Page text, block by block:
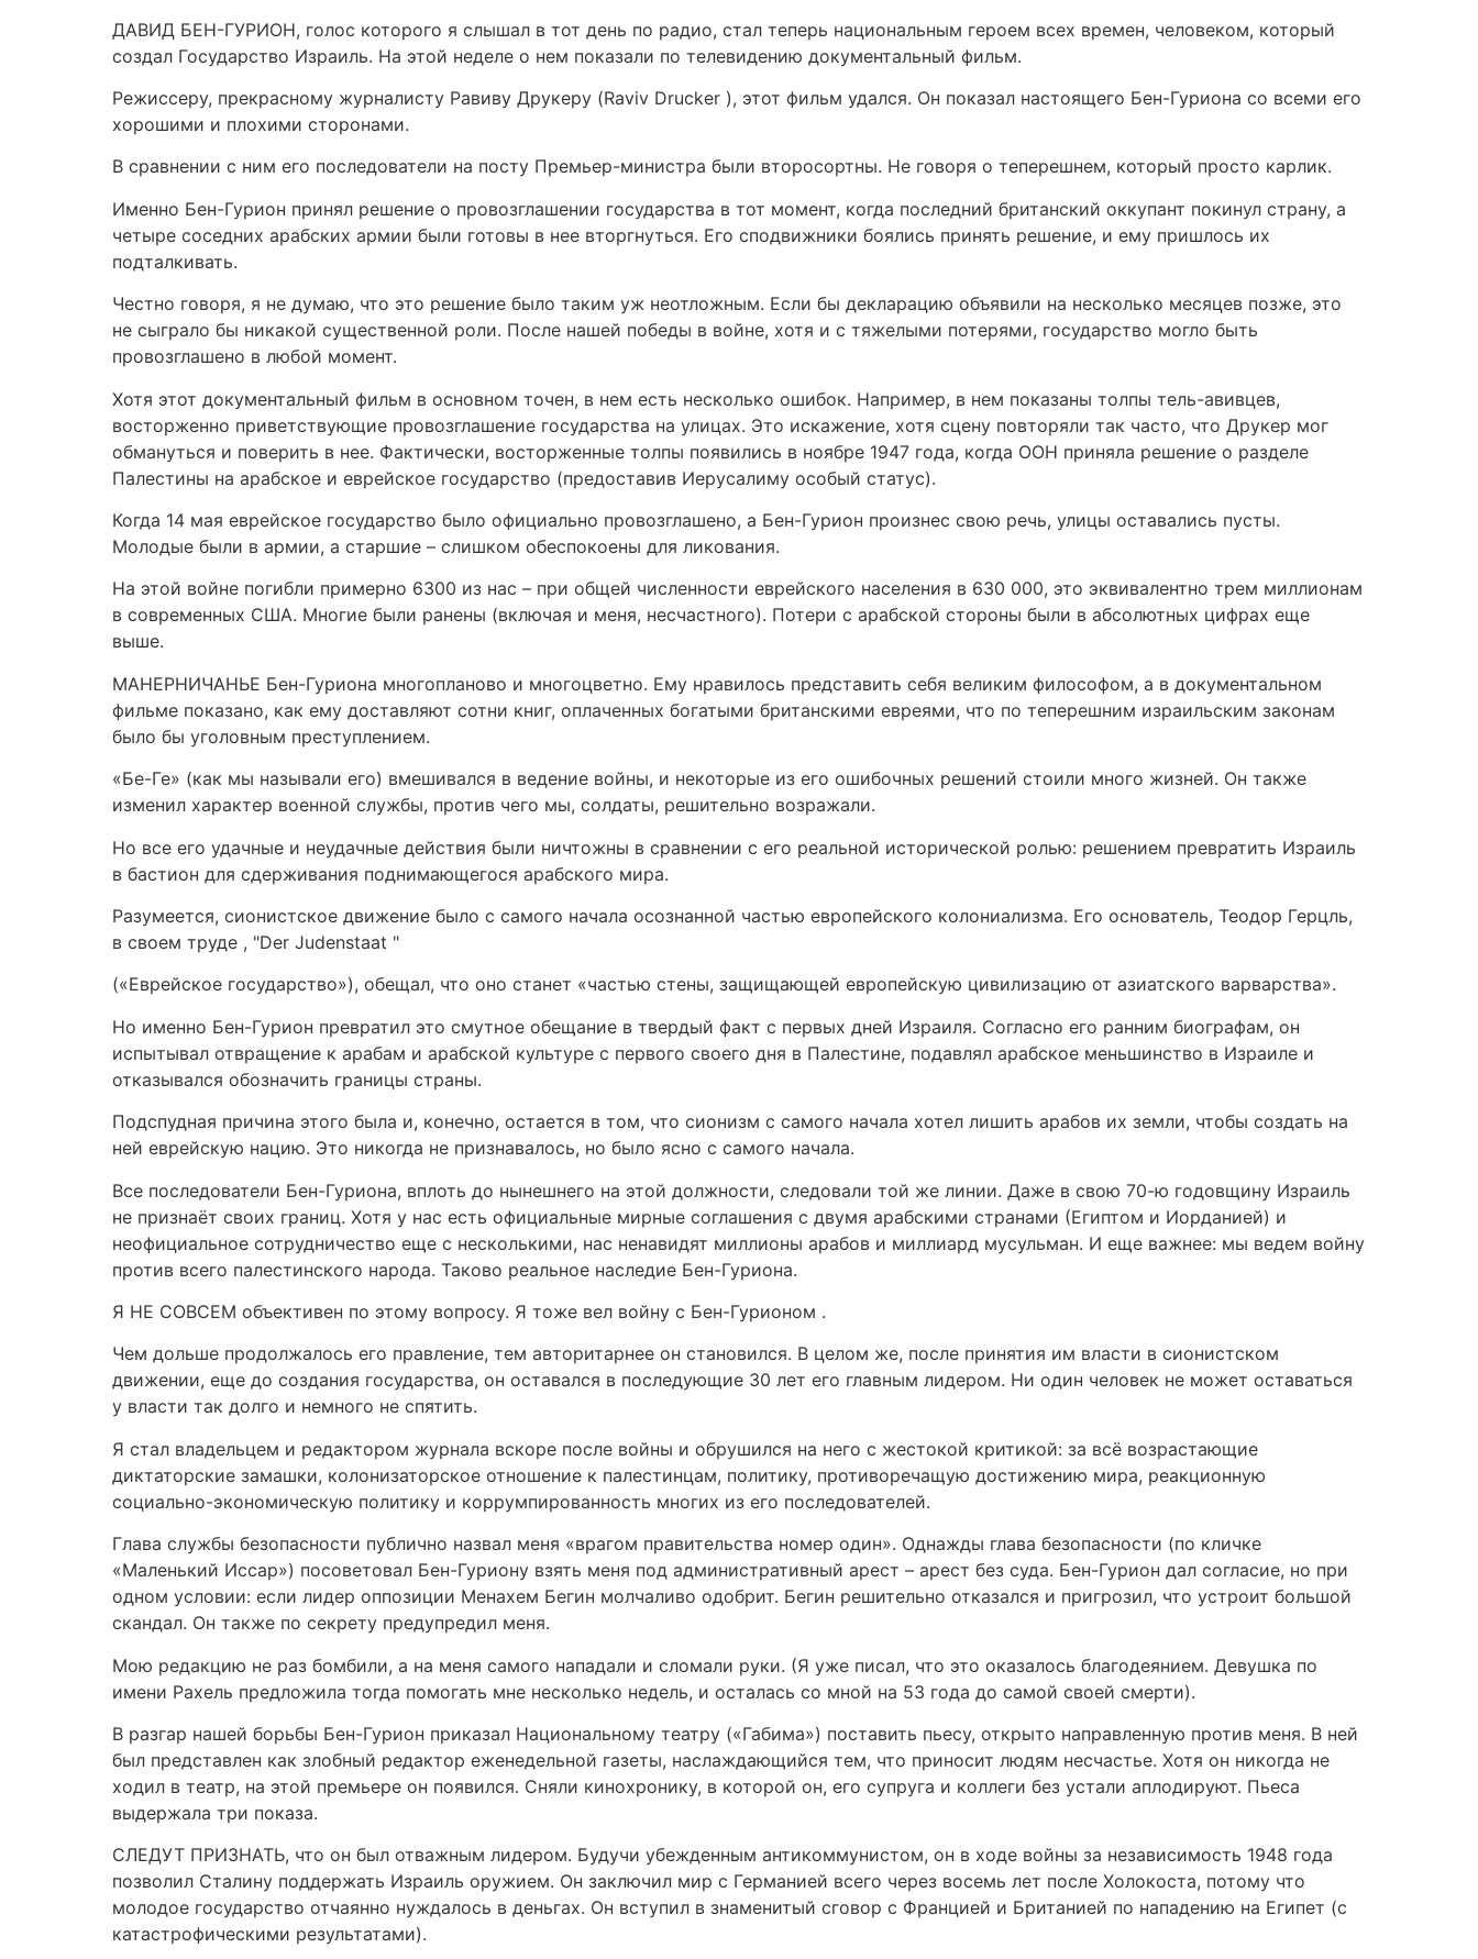
ДАВИД БЕН-ГУРИОН, голос которого я слышал в тот день по радио, стал теперь национальным героем всех времен, человеком, который
создал Государство Израиль. На этой неделе о нем показали по телевидению документальный фильм.
Режиссеру, прекрасному журналисту Равиву Друкеру (Raviv Drucker ), этот фильм удался. Он показал настоящего Бен-Гуриона со всеми его
хорошими и плохими сторонами.
В сравнении с ним его последователи на посту Премьер-министра были второсортны. Не говоря о теперешнем, который просто карлик.
Именно Бен-Гурион принял решение о провозглашении государства в тот момент, когда последний британский оккупант покинул страну, а
четыре соседних арабских армии были готовы в нее вторгнуться. Его сподвижники боялись принять решение, и ему пришлось их
подталкивать.
Честно говоря, я не думаю, что это решение было таким уж неотложным. Если бы декларацию объявили на несколько месяцев позже, это
не сыграло бы никакой существенной роли. После нашей победы в войне, хотя и с тяжелыми потерями, государство могло быть
провозглашено в любой момент.
Хотя этот документальный фильм в основном точен, в нем есть несколько ошибок. Например, в нем показаны толпы тель-авивцев,
восторженно приветствующие провозглашение государства на улицах. Это искажение, хотя сцену повторяли так часто, что Друкер мог
обмануться и поверить в нее. Фактически, восторженные толпы появились в ноябре 1947 года, когда ООН приняла решение о разделе
Палестины на арабское и еврейское государство (предоставив Иерусалиму особый статус).
Когда 14 мая еврейское государство было официально провозглашено, а Бен-Гурион произнес свою речь, улицы оставались пусты.
Молодые были в армии, а старшие – слишком обеспокоены для ликования.
На этой войне погибли примерно 6300 из нас – при общей численности еврейского населения в 630 000, это эквивалентно трем миллионам
в современных США. Многие были ранены (включая и меня, несчастного). Потери с арабской стороны были в абсолютных цифрах еще
выше.
МАНЕРНИЧАНЬЕ Бен-Гуриона многопланово и многоцветно. Ему нравилось представить себя великим философом, а в документальном
фильме показано, как ему доставляют сотни книг, оплаченных богатыми британскими евреями, что по теперешним израильским законам
было бы уголовным преступлением.
«Бе-Ге» (как мы называли его) вмешивался в ведение войны, и некоторые из его ошибочных решений стоили много жизней. Он также
изменил характер военной службы, против чего мы, солдаты, решительно возражали.
Но все его удачные и неудачные действия были ничтожны в сравнении с его реальной исторической ролью: решением превратить Израиль
в бастион для сдерживания поднимающегося арабского мира.
Разумеется, сионистское движение было с самого начала осознанной частью европейского колониализма. Его основатель, Теодор Герцль,
в своем труде , "Der Judenstaat "
(«Еврейское государство»), обещал, что оно станет «частью стены, защищающей европейскую цивилизацию от азиатского варварства».
Но именно Бен-Гурион превратил это смутное обещание в твердый факт с первых дней Израиля. Согласно его ранним биографам, он
испытывал отвращение к арабам и арабской культуре с первого своего дня в Палестине, подавлял арабское меньшинство в Израиле и
отказывался обозначить границы страны.
Подспудная причина этого была и, конечно, остается в том, что сионизм с самого начала хотел лишить арабов их земли, чтобы создать на
ней еврейскую нацию. Это никогда не признавалось, но было ясно с самого начала.
Все последователи Бен-Гуриона, вплоть до нынешнего на этой должности, следовали той же линии. Даже в свою 70-ю годовщину Израиль
не признаёт своих границ. Хотя у нас есть официальные мирные соглашения с двумя арабскими странами (Египтом и Иорданией) и
неофициальное сотрудничество еще с несколькими, нас ненавидят миллионы арабов и миллиард мусульман. И еще важнее: мы ведем войну
против всего палестинского народа. Таково реальное наследие Бен-Гуриона.
Я НЕ СОВСЕМ объективен по этому вопросу. Я тоже вел войну с Бен-Гурионом .
Чем дольше продолжалось его правление, тем авторитарнее он становился. В целом же, после принятия им власти в сионистском
движении, еще до создания государства, он оставался в последующие 30 лет его главным лидером. Ни один человек не может оставаться
у власти так долго и немного не спятить.
Я стал владельцем и редактором журнала вскоре после войны и обрушился на него с жестокой критикой: за всё возрастающие
диктаторские замашки, колонизаторское отношение к палестинцам, политику, противоречащую достижению мира, реакционную
социально-экономическую политику и коррумпированность многих из его последователей.
Глава службы безопасности публично назвал меня «врагом правительства номер один». Однажды глава безопасности (по кличке
«Маленький Иссар») посоветовал Бен-Гуриону взять меня под административный арест – арест без суда. Бен-Гурион дал согласие, но при
одном условии: если лидер оппозиции Менахем Бегин молчаливо одобрит. Бегин решительно отказался и пригрозил, что устроит большой
скандал. Он также по секрету предупредил меня.
Мою редакцию не раз бомбили, а на меня самого нападали и сломали руки. (Я уже писал, что это оказалось благодеянием. Девушка по
имени Рахель предложила тогда помогать мне несколько недель, и осталась со мной на 53 года до самой своей смерти).
В разгар нашей борьбы Бен-Гурион приказал Национальному театру («Габима») поставить пьесу, открыто направленную против меня. В ней
был представлен как злобный редактор еженедельной газеты, наслаждающийся тем, что приносит людям несчастье. Хотя он никогда не
ходил в театр, на этой премьере он появился. Сняли кинохронику, в которой он, его супруга и коллеги без устали аплодируют. Пьеса
выдержала три показа.
СЛЕДУТ ПРИЗНАТЬ, что он был отважным лидером. Будучи убежденным антикоммунистом, он в ходе войны за независимость 1948 года
позволил Сталину поддержать Израиль оружием. Он заключил мир с Германией всего через восемь лет после Холокоста, потому что
молодое государство отчаянно нуждалось в деньгах. Он вступил в знаменитый сговор с Францией и Британией по нападению на Египет (с
катастрофическими результатами).